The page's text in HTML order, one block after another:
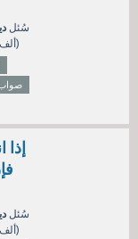
سُئل
202ألف نقاط)
سُئل
202ألف نقاط)